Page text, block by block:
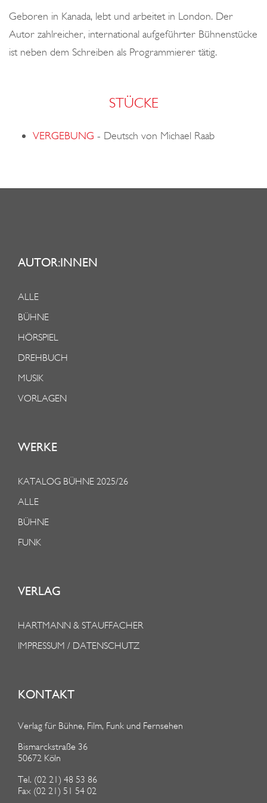
Geboren in Kanada, lebt und arbeitet in London. Der
Autor zahlreicher, international aufgeführter Bühnenstücke
ist neben dem Schreiben als Programmierer tätig.
STÜCKE
VERGEBUNG - Deutsch von Michael Raab
AUTOR:INNEN
ALLE
BÜHNE
HÖRSPIEL
DREHBUCH
MUSIK
VORLAGEN
WERKE
KATALOG BÜHNE 2025/26
ALLE
BÜHNE
FUNK
VERLAG
HARTMANN & STAUFFACHER
IMPRESSUM / DATENSCHUTZ
KONTAKT
Verlag für Bühne, Film, Funk und Fernsehen
Bismarckstraße 36
50672 Köln
Tel. (02 21) 48 53 86
Fax (02 21) 51 54 02